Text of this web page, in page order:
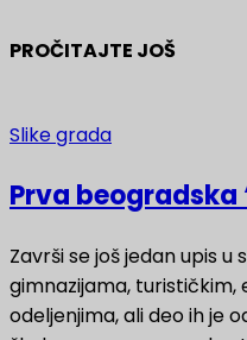
PROČITAJTE JOŠ
Slike grada
Prva beogradska
Završi se još jedan upis u
gimnazijama, turističkim,
odeljenjima, ali deo ih je